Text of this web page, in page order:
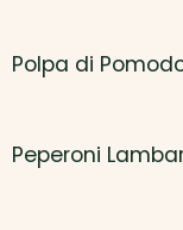
Polpa di
Peperoni